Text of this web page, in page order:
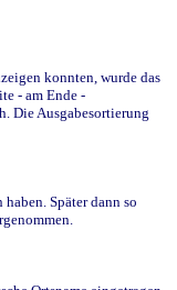
konnten, wurde das
- am Ende -
Die Ausgabesortierung
Später dann so